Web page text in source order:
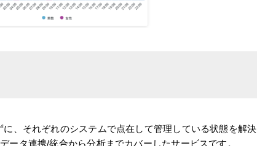
、それぞれのシステムで点在して管理している状態を解決
タ連携/統合から分析までカバーしたサービスです。